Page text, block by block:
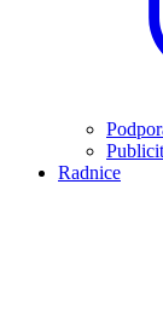
Radnice